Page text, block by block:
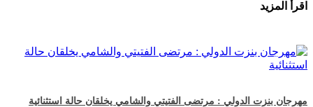
اقرأ المزيد
مهرجان بنزت الدولي : مرتضى الفتيتي والشامي يخلقان حالة استثنائية